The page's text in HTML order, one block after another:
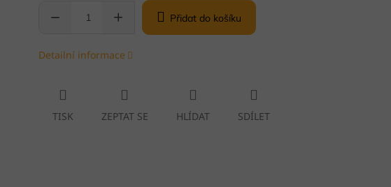
Přidat do košíku
Detailní informace
TISK ZEPTAT SE HLÍDAT SDÍLET